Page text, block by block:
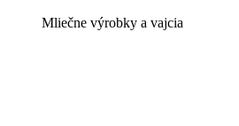
Mliečne výrobky a vajcia